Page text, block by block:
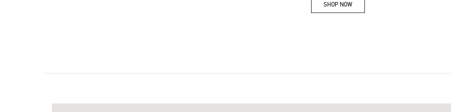
SHOP NOWLink Opens in New Tab